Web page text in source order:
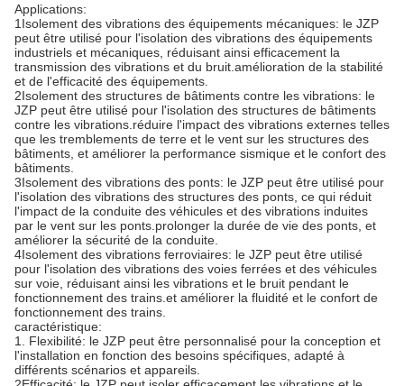
Applications:
1Isolement des vibrations des équipements mécaniques: le JZP
peut être utilisé pour l'isolation des vibrations des équipements
industriels et mécaniques, réduisant ainsi efficacement la
transmission des vibrations et du bruit.amélioration de la stabilité
et de l'efficacité des équipements.
2Isolement des structures de bâtiments contre les vibrations: le
JZP peut être utilisé pour l'isolation des structures de bâtiments
contre les vibrations.réduire l'impact des vibrations externes telles
que les tremblements de terre et le vent sur les structures des
bâtiments, et améliorer la performance sismique et le confort des
bâtiments.
3Isolement des vibrations des ponts: le JZP peut être utilisé pour
l'isolation des vibrations des structures des ponts, ce qui réduit
l'impact de la conduite des véhicules et des vibrations induites
par le vent sur les ponts.prolonger la durée de vie des ponts, et
améliorer la sécurité de la conduite.
4Isolement des vibrations ferroviaires: le JZP peut être utilisé
pour l'isolation des vibrations des voies ferrées et des véhicules
sur voie, réduisant ainsi les vibrations et le bruit pendant le
fonctionnement des trains.et améliorer la fluidité et le confort de
fonctionnement des trains.
caractéristique:
1. Flexibilité: le JZP peut être personnalisé pour la conception et
l'installation en fonction des besoins spécifiques, adapté à
différents scénarios et appareils.